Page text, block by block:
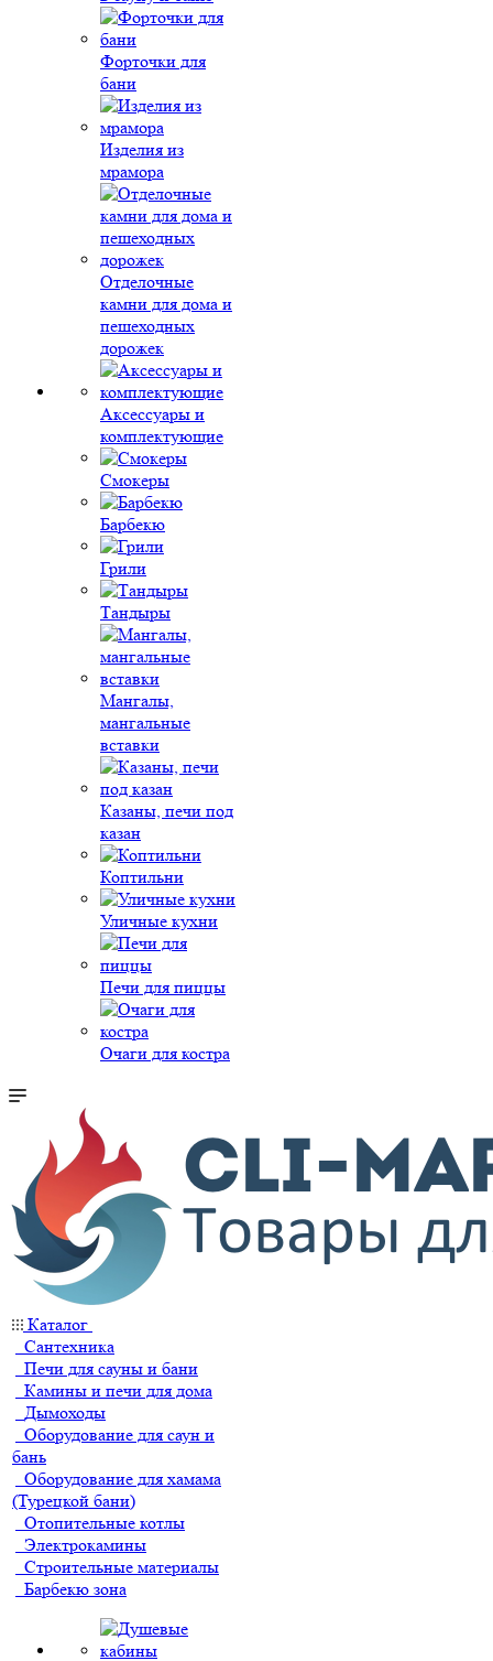
Форточки для
бани
Изделия из
мрамора
Отделочные
камни для дома и
пешеходных
дорожек
Аксессуары и
комплектующие
Смокеры
Барбекю
Грили
Тандыры
Мангалы,
мангальные
вставки
Казаны, печи под
казан
Коптильни
Уличные кухни
Печи для пиццы
Очаги для костра
Каталог
Сантехника
Печи для сауны и бани
Камины и печи для дома
Дымоходы
Оборудование для саун и
бань
Оборудование для хамама
(Турецкой бани)
Отопительные котлы
Электрокамины
Строительные материалы
Барбекю зона